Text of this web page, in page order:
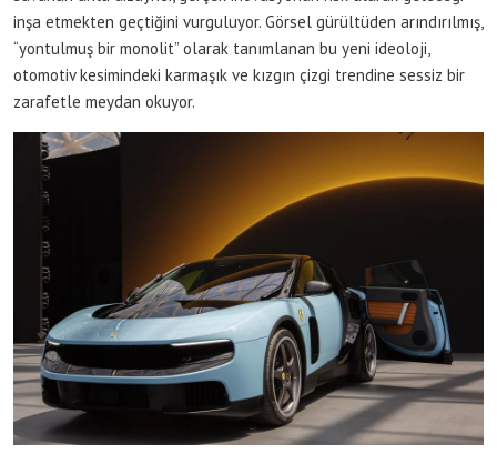
inşa etmekten geçtiğini vurguluyor. Görsel gürültüden arındırılmış,
“yontulmuş bir monolit” olarak tanımlanan bu yeni ideoloji,
otomotiv kesimindeki karmaşık ve kızgın çizgi trendine sessiz bir
zarafetle meydan okuyor.